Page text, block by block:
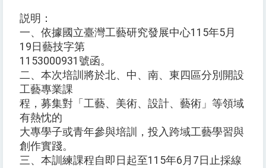
説明：
一、依據國立臺灣工藝研究發展中心115年5月
19日藝技字第
1153000931號函。
二、本次培訓將於北、中、南、東四區分別開設
工藝專業課
程，募集對「工藝、美術、設計、藝術」等領域
有熱忱的
大專學子或青年參與培訓，投入跨域工藝學習與
創作實踐。
三、本訓練課程自即日起至115年6月7日止採線